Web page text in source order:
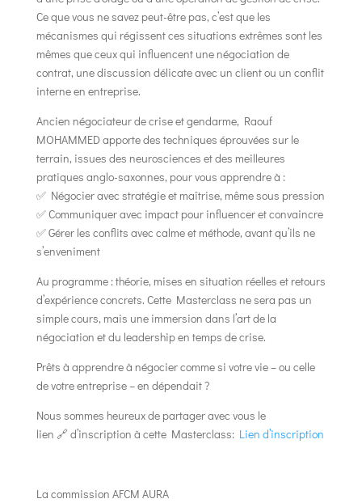
Ce que vous ne savez peut-être pas, c’est que les
mécanismes qui régissent ces situations extrêmes sont les
mêmes que ceux qui influencent une négociation de
contrat, une discussion délicate avec un client ou un conflit
interne en entreprise.
Ancien négociateur de crise et gendarme, Raouf
MOHAMMED apporte des techniques éprouvées sur le
terrain, issues des neurosciences et des meilleures
pratiques anglo-saxonnes, pour vous apprendre à :
✅ Négocier avec stratégie et maîtrise, même sous pression
✅ Communiquer avec impact pour influencer et convaincre
✅ Gérer les conflits avec calme et méthode, avant qu’ils ne
s’enveniment
Au programme : théorie, mises en situation réelles et retours
d’expérience concrets. Cette Masterclass ne sera pas un
simple cours, mais une immersion dans l’art de la
négociation et du leadership en temps de crise.
Prêts à apprendre à négocier comme si votre vie – ou celle
de votre entreprise – en dépendait ?
Nous sommes heureux de partager avec vous le
lien 🔗 d’inscription à cette Masterclass: Lien d’inscription
La commission AFCM AURA